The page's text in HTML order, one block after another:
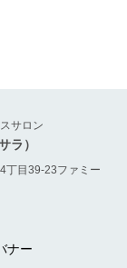
サロン
ラ）
丁目39-23ファミー